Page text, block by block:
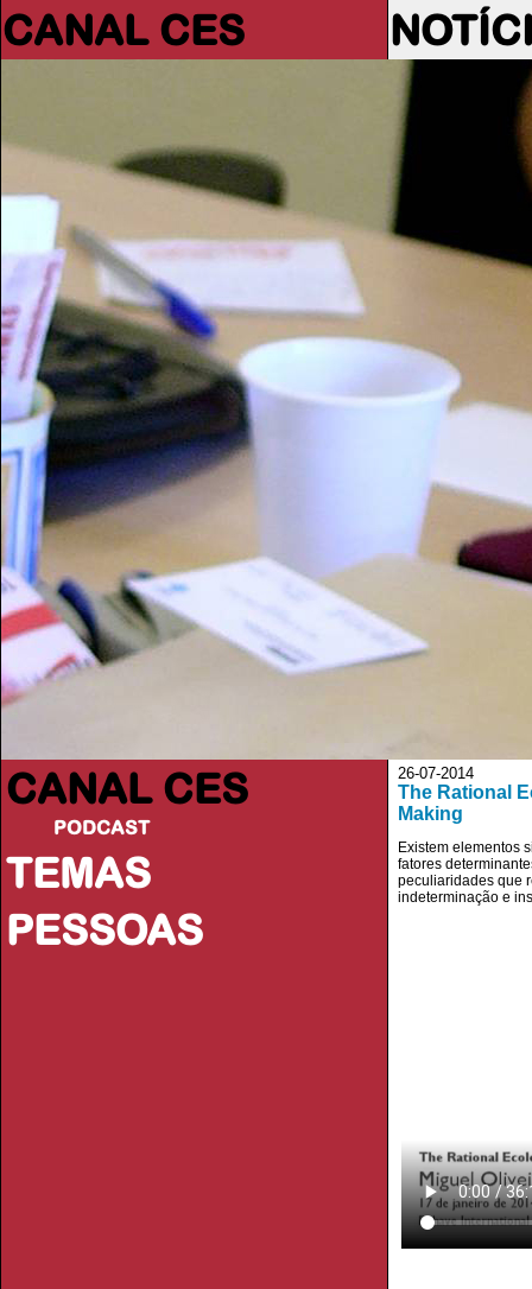
CANAL CES
CANAL CES
PODCAST
TEMAS
PESSOAS
26-07-2014
The Rational
Making
Existem elementos
fatores
peculiaridades que
indeterminação e